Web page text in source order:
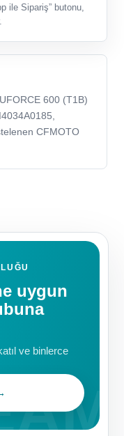
ile Sipariş” butonu,
600 (T1B)
CFMOTO
uygun
ve binlerce